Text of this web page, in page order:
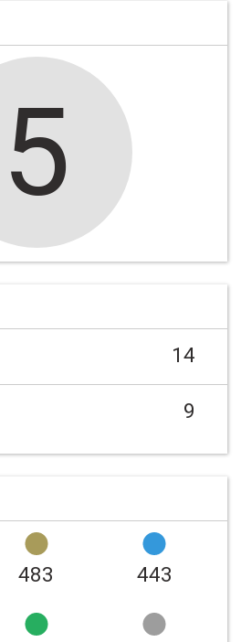
5
14
9
483 443